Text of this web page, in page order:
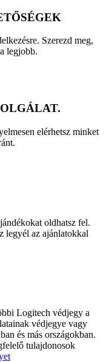
Szerezd meg,
legjobb.
elérhetsz minket
oldhatsz fel.
legyél az ajánlatokkal
Logitech védjegy a
védjegye vagy
és más országokban.
tulajdonosok